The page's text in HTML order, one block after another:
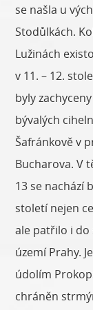
se našla u
Stodůlkách.
Lužinách
v 11. – 12.
byly
bývalých
Šafránkově v
Bucharova. V
13 se nachází
století nejen
ale patřilo i do
území Prahy.
údolím
chráněn